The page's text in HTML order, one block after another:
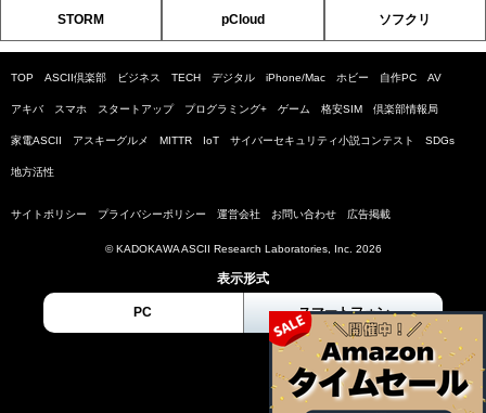
STORM pCloud ソフクリ
TOP ASCII倶楽部 ビジネス TECH デジタル iPhone/Mac ホビー 自作PC AV
アキバ スマホ スタートアップ プログラミング+ ゲーム 格安SIM 倶楽部情報局
家電ASCII アスキーグルメ MITTR IoT サイバーセキュリティ小説コンテスト SDGs
地方活性
サイトポリシー プライバシーポリシー 運営会社 お問い合わせ 広告掲載
© KADOKAWA ASCII Research Laboratories, Inc. 2026
表示形式
PC スマートフォン